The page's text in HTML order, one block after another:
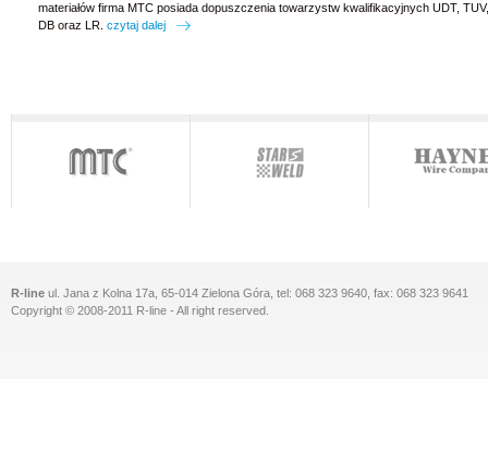
materiałów firma MTC posiada dopuszczenia towarzystw kwalifikacyjnych UDT, TUV,
DB oraz LR. czytaj dalej
R-line ul. Jana z Kolna 17a, 65-014 Zielona Góra, tel: 068 323 9640, fax: 068 323 9641
Copyright © 2008-2011 R-line - All right reserved.